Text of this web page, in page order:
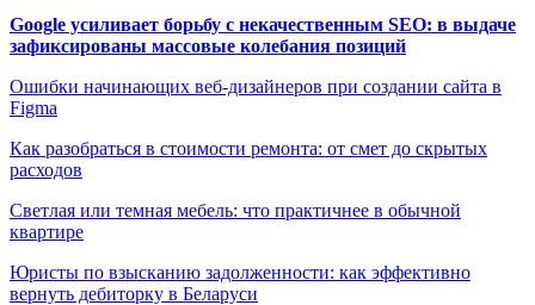
Google усиливает борьбу с некачественным SEO: в выдаче
зафиксированы массовые колебания позиций
Ошибки начинающих веб-дизайнеров при создании сайта в
Figma
Как разобраться в стоимости ремонта: от смет до скрытых
расходов
Светлая или темная мебель: что практичнее в обычной
квартире
Юристы по взысканию задолженности: как эффективно
вернуть дебиторку в Беларуси